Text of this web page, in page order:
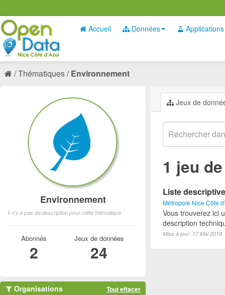
Accueil Données Applications
Thématiques Environnement
Jeux de
1 jeu
Liste
Métropole Nice Côte
Vous trouverez ici
description
Mise à jour: 17 Mai 2019
Environnement
Il n'y a pas de description pour cette thématique
Abonnés
2
Jeux de données
24
Organisations Tout effacer